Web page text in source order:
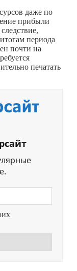
даже по
прибыли
периода
почти на
печатать